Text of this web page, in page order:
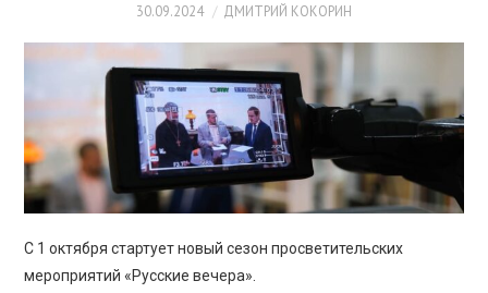
30.09.2024 ДМИТРИЙ КОКОРИН
С 1 октября стартует новый сезон просветительских
мероприятий «Русские вечера».